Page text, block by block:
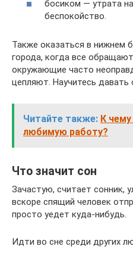
босиком — утрата
беспокойство.
Также оказаться в нижнем
города, когда все
окружающие часто
цепляют. Научитесь давать
Читайте также: К
любимую работу?
Что значит сон
Зачастую, считает сонник,
вскоре спящий человек
просто уедет куда-нибудь.
Идти во сне среди других